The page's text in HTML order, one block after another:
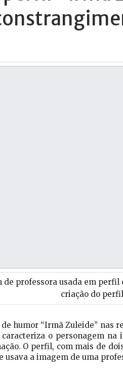
de professora usada em
criação do perfil
humor “Irmã Zuleide” nas
o personagem
O perfil, com mais de
a imagem de uma